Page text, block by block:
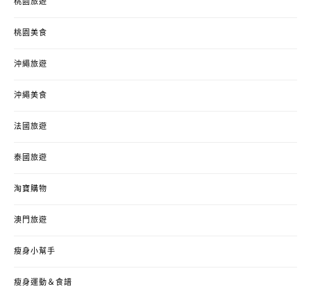
桃園旅遊
桃園美食
沖繩旅遊
沖繩美食
法國旅遊
泰國旅遊
淘寶購物
澳門旅遊
瘦身小幫手
瘦身運動＆食譜